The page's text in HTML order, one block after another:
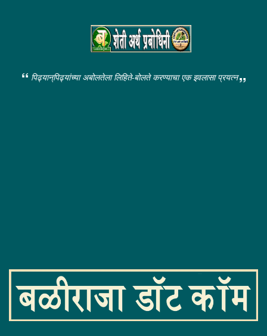
पिढ्यान्‌पिढ्यांच्या अबोलतेला लिहिते-बोलते करण्याचा एक इवलासा प्रयत्न